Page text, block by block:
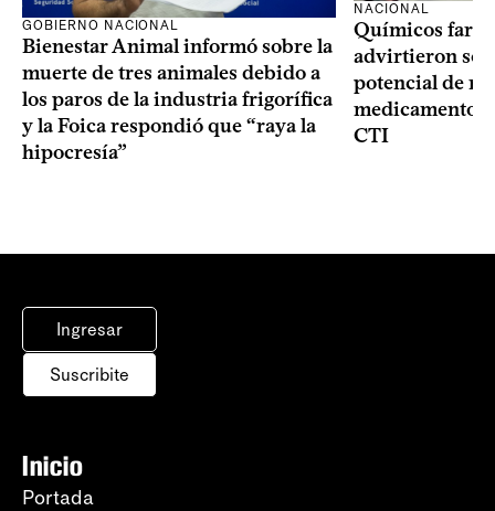
GOBIERNO NACIONAL
Bienestar Animal informó sobre la
muerte de tres animales debido a
los paros de la industria frigorífica
y la Foica respondió que “raya la
hipocresía”
NACIONAL
Químicos
advirtieron
potencial de
medicamentos
CTI
Ingresar
Suscribite
Inicio
Portada